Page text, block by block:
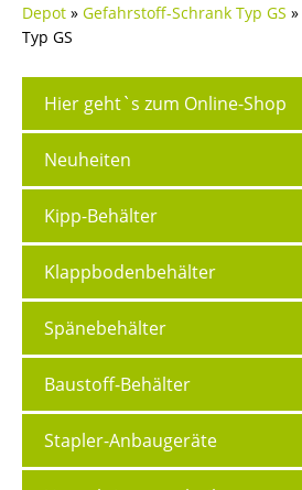
Depot » Gefahrstoff-Schrank Typ GS »
Typ GS
Hier geht`s zum Online-Shop
Neuheiten
Kipp-Behälter
Klappbodenbehälter
Spänebehälter
Baustoff-Behälter
Stapler-Anbaugeräte